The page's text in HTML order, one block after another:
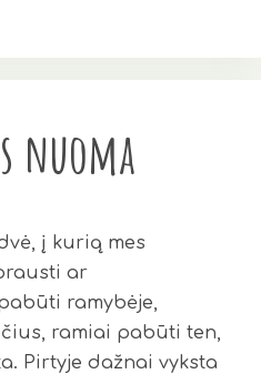
nuoma
į kurią mes
ar
ramybėje,
ramiai pabūti ten,
Pirtyje dažnai vyksta